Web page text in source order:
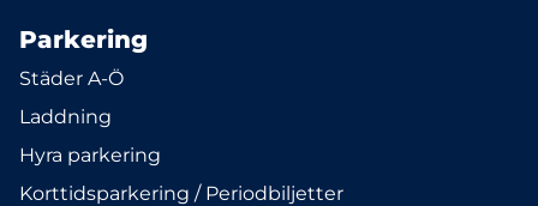
Parkering
Städer A-Ö
Laddning
Hyra parkering
Korttidsparkering / Periodbiljetter